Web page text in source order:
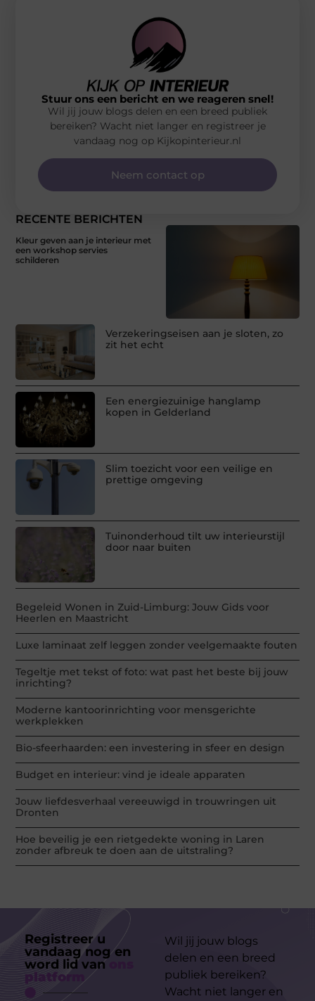
RECENTE BERICHTEN
Kleur geven aan je interieur met
een workshop servies
schilderen
Verzekeringseisen aan je sloten, zo
zit het echt
Een energiezuinige hanglamp
kopen in Gelderland
Slim toezicht voor een veilige en
prettige omgeving
Tuinonderhoud tilt uw interieurstijl
door naar buiten
Begeleid Wonen in Zuid-Limburg: Jouw Gids voor
Heerlen en Maastricht
Luxe laminaat zelf leggen zonder veelgemaakte fouten
Tegeltje met tekst of foto: wat past het beste bij jouw
inrichting?
Moderne kantoorinrichting voor mensgerichte
werkplekken
Bio-sfeerhaarden: een investering in sfeer en design
Budget en interieur: vind je ideale apparaten
Jouw liefdesverhaal vereeuwigd in trouwringen uit
Dronten
Hoe beveilig je een rietgedekte woning in Laren
zonder afbreuk te doen aan de uitstraling?
Stuur ons een bericht en we reageren snel!
Wil jij jouw blogs delen en een breed publiek
bereiken? Wacht niet langer en registreer je
vandaag nog op Kijkopinterieur.nl
Neem contact op
Registreer u
vandaag nog en
word lid van
platform
Wil jij jouw blogs
delen en een breed
publiek bereiken?
Wacht niet langer en